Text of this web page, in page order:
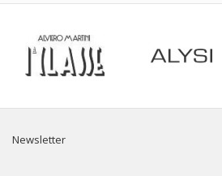
Newsletter